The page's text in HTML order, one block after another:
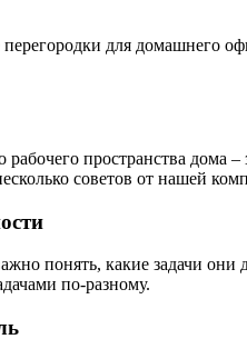
для домашнего
пространства
советов от нашей
понять, какие задачи
по-разному.